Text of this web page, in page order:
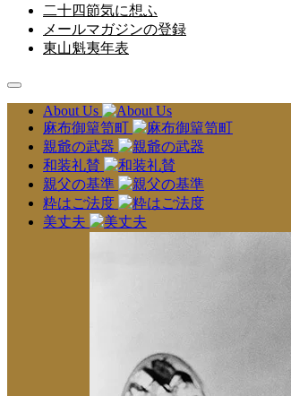
二十四節気に想ふ
メールマガジンの登録
東山魁夷年表
About Us
麻布御簞笥町
親爺の武器
和装礼賛
親父の基準
粋はご法度
美丈夫